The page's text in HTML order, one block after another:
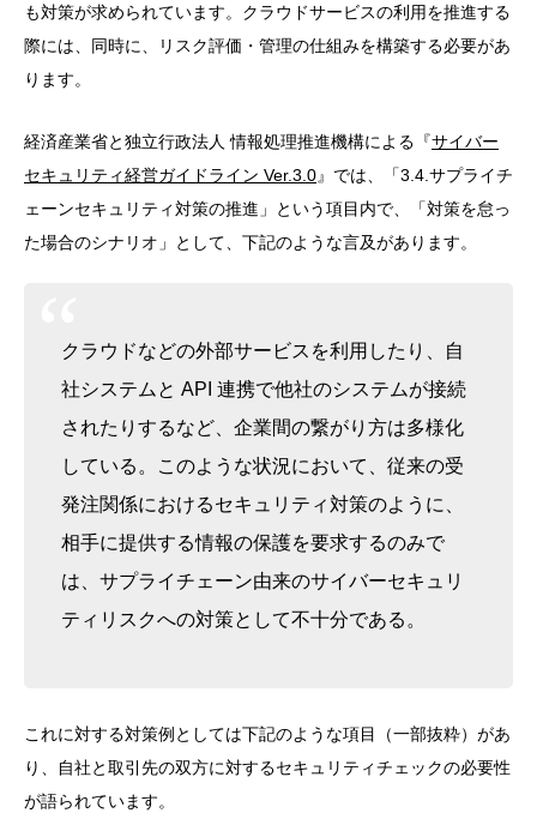
も対策が求められています。クラウドサービスの利用を推進する
際には、同時に、リスク評価・管理の仕組みを構築する必要があ
ります。
経済産業省と独立行政法人 情報処理推進機構による『サイバー
セキュリティ経営ガイドライン Ver.3.0』では、「3.4.サプライチ
ェーンセキュリティ対策の推進」という項目内で、「対策を怠っ
た場合のシナリオ」として、下記のような言及があります。
クラウドなどの外部サービスを利用したり、自
社システムと API 連携で他社のシステムが接続
されたりするなど、企業間の繋がり方は多様化
している。このような状況において、従来の受
発注関係におけるセキュリティ対策のように、
相手に提供する情報の保護を要求するのみで
は、サプライチェーン由来のサイバーセキュリ
ティリスクへの対策として不十分である。
これに対する対策例としては下記のような項目（一部抜粋）があ
り、自社と取引先の双方に対するセキュリティチェックの必要性
が語られています。